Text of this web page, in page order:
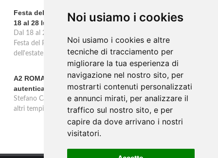
Noi usiamo i cookies
Noi usiamo i cookies e altre
tecniche di tracciamento per
migliorare la tua esperienza di
navigazione nel nostro sito, per
mostrarti contenuti personalizzati
e annunci mirati, per analizzare il
traffico sul nostro sito, e per
capire da dove arrivano i nostri
visitatori.
Festa del Pomodoro a Cappella di Querzè: 53ª edizione dal
18 al 28 luglio
Dal 18 al 28 luglio Cappella di Scorzè celebra la 53ª edizione della
Festa del Pomodoro, undici giorni dedicati al prodotto simbolo
dell'estate e alla tradizione agricola veneta.
A2 ROMA-NAPOLI, una serata dedicata alla cucina
autentica a
Stefano Callegari e Leopoldo Di Martino raccontano la Cucina di
altri tempi presso il ristorante Jus a Napoli, il 24 ottobre 2024.